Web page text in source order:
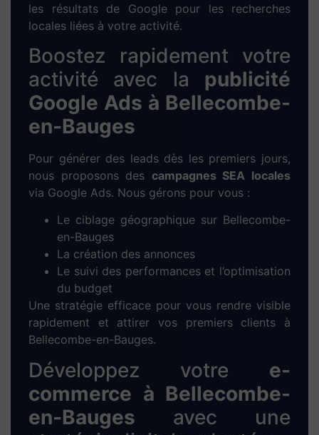
2. Analyse personnalisée :
Étude de votre
marché local, analyse de vos concurrents
et proposition d’une stratégie digitale
adaptée.
3. Maquette sur-mesure :Conception
d’un prototype graphique fidèle à votre
image et à votre secteur d’activité à
Bellecombe-en-Bauges
4. Développement WordPress :
Intégration de votre contenu,
développement technique et configuration
5. Tests & mise en ligne :Vérifications,
optimisation des performances et
publication du site.
6. Formation & accompagnement :Prise
en main de votre site + support technique
sur mesure pour gérer vos contenus en
autonomie.
Optimisez votre visibilité
grâce au
référencement
SEO à Bellecombe-en-
Bauges